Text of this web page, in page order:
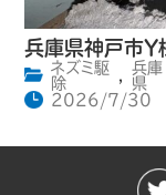
兵庫県神戸市
ネズミ駆
除
兵庫
県
2026/7/30